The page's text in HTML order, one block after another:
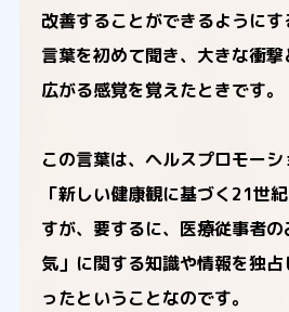
改善することができるように
言葉を初めて聞き、大きな衝
広がる感覚を覚えたときです。
この言葉は、ヘルスプロモーシ
「新しい健康観に基づく21世
すが、要するに、医療従事者
気」に関する知識や情報を独
ったということなのです。